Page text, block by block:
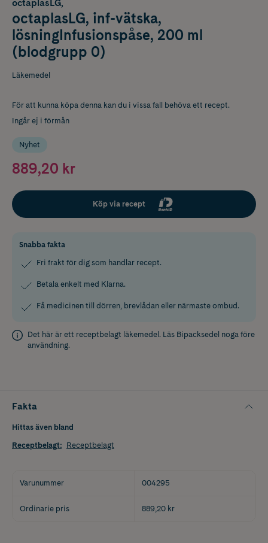
octaplasLG,
octaplasLG, inf-vätska,
lösningInfusionspåse, 200 ml
(blodgrupp 0)
Läkemedel
För att kunna köpa denna kan du i vissa fall behöva ett recept.
Ingår ej i förmån
Nyhet
889,20 kr
Köp via recept
Snabba fakta
Fri frakt för dig som handlar recept.
Betala enkelt med Klarna.
Få medicinen till dörren, brevlådan eller närmaste ombud.
Det här är ett receptbelagt läkemedel. Läs Bipacksedel noga före
användning.
Fakta
Hittas även bland
Receptbelagt: Receptbelagt
Varunummer 004295
Ordinarie pris 889,20 kr